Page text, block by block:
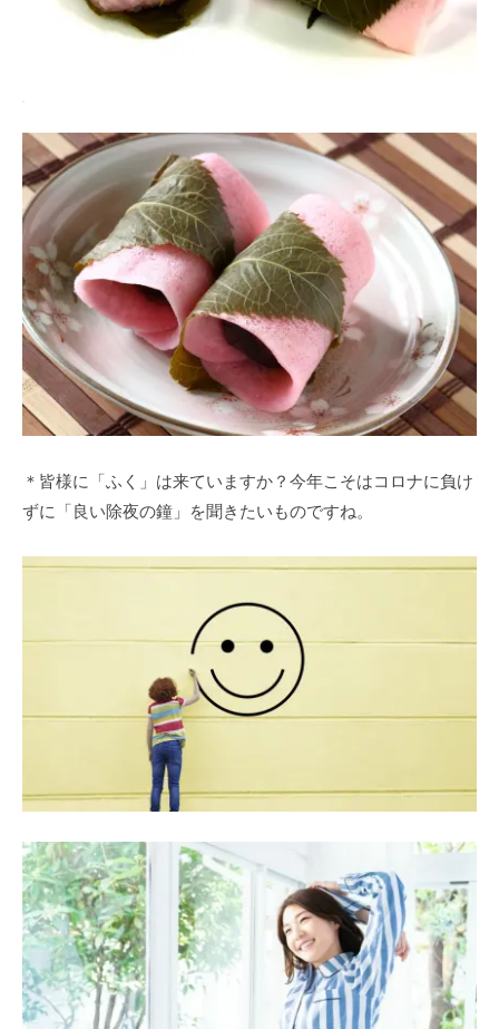
＊皆様に「ふく」は来ていますか？今年こそはコロナに負け
ずに「良い除夜の鐘」を聞きたいものですね。